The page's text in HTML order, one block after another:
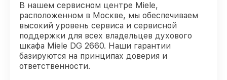
В нашем сервисном центре Miele,
расположенном в Москве, мы обеспечиваем
высокий уровень сервиса и сервисной
поддержки для всех владельцев духового
шкафа Miele DG 2660. Наши гарантии
базируются на принципах доверия и
ответственности.